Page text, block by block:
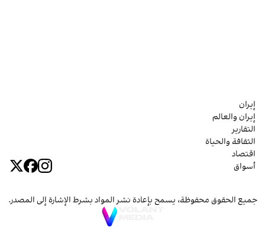
إيران
إيران والعالم
التقارير
الثقافة والحياة
اقتصاد
أسواق
جميع الحقوق محفوظة، يسمح بإعادة نشر المواد بشرط الإشارة إلى المصدر.